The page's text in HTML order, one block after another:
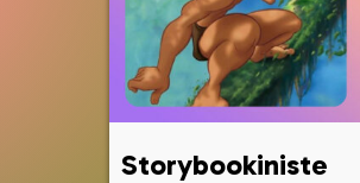
Storybookiniste